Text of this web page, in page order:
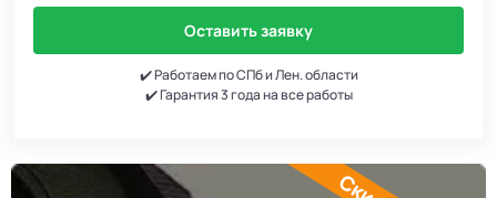
Оставить заявку
✔️ Работаем по СПб и Лен. области
✔️ Гарантия 3 года на все работы